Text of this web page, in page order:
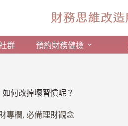
群 預約財務健檢
何改掉壞習慣呢？
專欄, 必備理財觀念